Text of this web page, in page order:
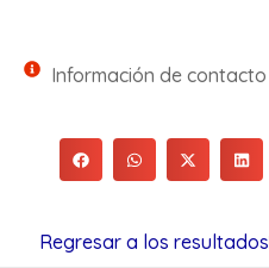
Información de contacto
Regresar a los resultados